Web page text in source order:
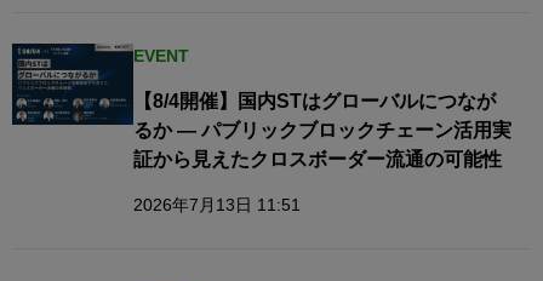
EVENT
【8/4開催】国内STはグローバルにつなが
るか — パブリックブロックチェーン活用実
証から見えたクロスボーダー流通の可能性
2026年7月13日 11:51